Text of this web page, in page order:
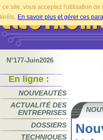
site, vous acceptez l'utilisation
En savoir plus et gérer ces
N°177-Juin2026
En ligne :
NOUVEAUTÉS
ACTUALITÉ DES
ENTREPRISES
DOSSIERS
TECHNIQUES